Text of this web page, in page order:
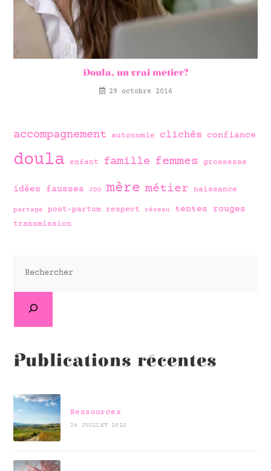
Doula, un vrai métier?
29 octobre 2016
accompagnement autonomie clichés confiance
doula enfant famille femmes grossesse
idées fausses JDD mère métier naissance
partage post-partum respect réseau tentes rouges
transmission
Publications récentes
Ressources
24 JUILLET 2022